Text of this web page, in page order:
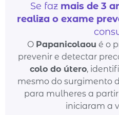
Se faz mais de 3
realiza o exame
O Papanicolaou é o
prevenir e detectar
colo do útero,
mesmo do surgimento
para mulheres a
iniciaram a